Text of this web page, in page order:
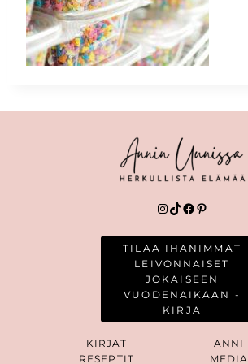
Instagram
TikTok
Facebook
Pinterest
TILAA IHANIMMAT
LEIVONNAISET
JOKAISEEN
VUODENAIKAAN -
KIRJA
KIRJAT
RESEPTIT
ANNI
MEDIA